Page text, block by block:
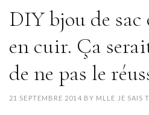
DIY bjou de sac
en cuir. Ça
de ne pas le
21 SEPTEMBRE 2014 BY MLLE JE SAIS